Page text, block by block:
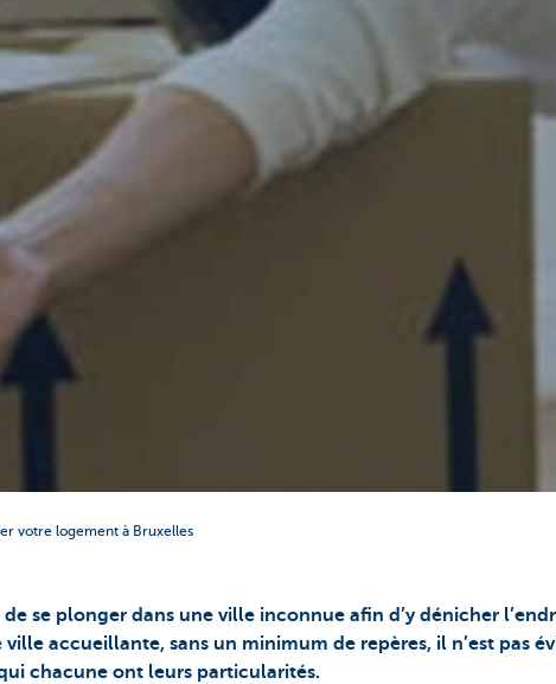
votre logement à Bruxelles
se plonger dans une ville inconnue afin d’y dénicher
ville accueillante, sans un minimum de repères, il n’est pas
chacune ont leurs particularités.